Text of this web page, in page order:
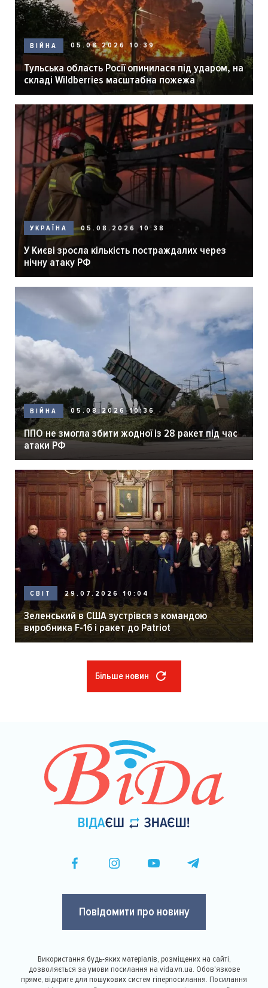
ВІЙНА 05.08.2026 10:39
Тульська область Росії опинилася під ударом, на
складі Wildberries масштабна пожежа
УКРАЇНА 05.08.2026 10:38
У Києві зросла кількість постраждалих через
нічну атаку РФ
ВІЙНА 05.08.2026 10:36
ППО не змогла збити жодної із 28 ракет під час
атаки РФ
СВІТ 29.07.2026 10:04
Зеленський в США зустрівся з командою
виробника F-16 і ракет до Patriot
Більше новин
Повідомити про новину
Використання будь-яких матеріалів, розміщених на сайті,
дозволяється за умови посилання на vida.vn.ua. Обов'язкове
пряме, відкрите для пошукових систем гіперпосилання. Посилання